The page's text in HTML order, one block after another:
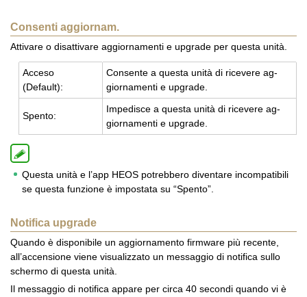
Consenti aggiornam.
Attivare o disattivare aggiornamenti e upgrade per questa unità.
Ac­ce­so
(De­fault):
Con­sen­te a que­sta unità di ri­ce­ve­re ag­
gior­na­men­ti e up­gra­de.
Spen­to:
Im­pe­di­sce a que­sta unità di ri­ce­ve­re ag­
gior­na­men­ti e up­gra­de.
Questa unità e l’app HEOS potrebbero diventare incompatibili
se questa funzione è impostata su “Spento”.
Notifica upgrade
Quando è disponibile un aggiornamento firmware più recente,
all’accensione viene visualizzato un messaggio di notifica sullo
schermo di questa unità.
Il messaggio di notifica appare per circa 40 secondi quando vi è